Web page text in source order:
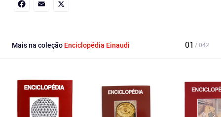
Mais na coleção Enciclopédia Einaudi